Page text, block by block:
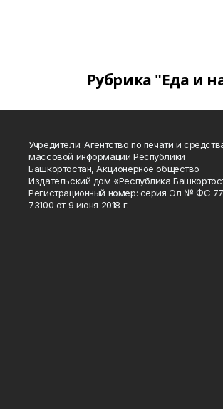
Рубрика "Еда и
Учредители: Агентство по печати и
массовой информации Республики
Башкортостан, Акционерное общество
Издательский дом «Республика
Регистрационный номер: серия Эл № ФС
73100 от 9 июня 2018 г.